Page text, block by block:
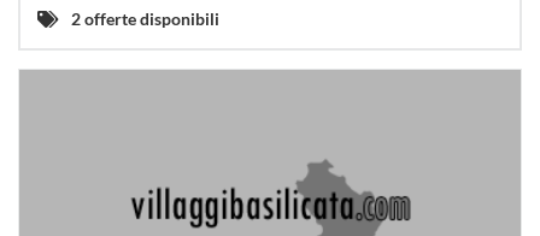
2 offerte disponibili